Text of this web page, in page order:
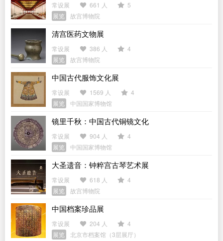
常设展 661 人
5
展览
故宫博物院
清宫医药文物展
常设展 386 人
4
展览
故宫博物院
中国古代服饰文化展
常设展 1569 人
4
展览
中国国家博物馆
镜里千秋：中国古代铜镜文化
常设展 904 人
4
展览
中国国家博物馆
大圣遗音：钟粹宫古琴艺术展
常设展 618 人
4
展览
故宫博物院
中国档案珍品展
常设展 204 人
4
展览
北京市档案馆（3层展厅）